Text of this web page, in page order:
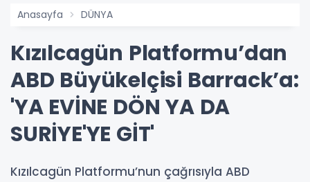
Anasayfa DÜNYA
Kızılcagün Platformu’dan
ABD Büyükelçisi Barrack’a:
'YA EVİNE DÖN YA DA
SURİYE'YE GİT'
Kızılcagün Platformu’nun çağrısıyla ABD